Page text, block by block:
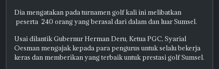
Dia mengatakan pada turnamen golf kali ini melibatkan
peserta 240 orang yang berasal dari dalam dan luar Sumsel.
Usai dilantik Gubernur Herman Deru, Ketua PGC, Syarial
Oesman mengajak kepada para pengurus untuk selalu bekerja
keras dan memberikan yang terbaik untuk prestasi golf Sumsel.